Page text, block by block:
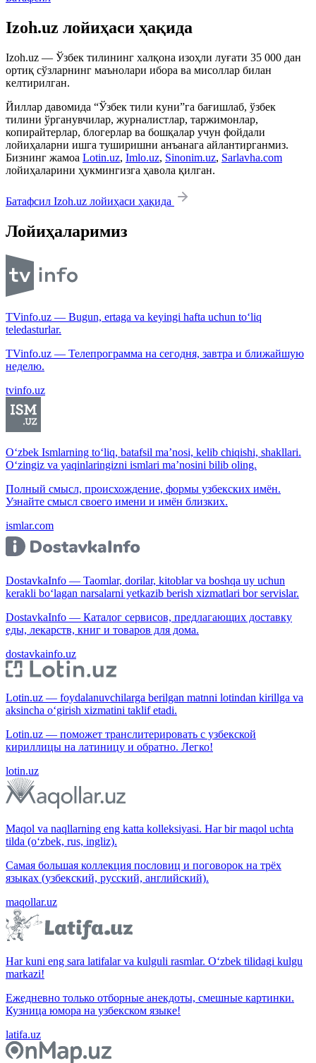
Izoh.uz лойиҳаси ҳақида
Izoh.uz — Ўзбек тилининг халқона изоҳли луғати 35 000 дан
ортиқ сўзларнинг маънолари ибора ва мисоллар билан
келтирилган.
Йиллар давомида “Ўзбек тили куни”га бағишлаб, ўзбек
тилини ўрганувчилар, журналистлар, таржимонлар,
копирайтерлар, блогерлар ва бошқалар учун фойдали
лойиҳаларни ишга туширишни анъанага айлантирганмиз.
Бизнинг жамоа Lotin.uz, Imlo.uz, Sinonim.uz, Sarlavha.com
лойиҳаларини ҳукмингизга ҳавола қилган.
Батафсил Izoh.uz лойиҳаси ҳақида
Лойиҳаларимиз
TVinfo.uz — Bugun, ertaga va keyingi hafta uchun to‘liq
teledasturlar.
TVinfo.uz — Телепрограмма на сегодня, завтра и ближайшую
неделю.
tvinfo.uz
O‘zbek Ismlarning to‘liq, batafsil ma’nosi, kelib chiqishi, shakllari.
O‘zingiz va yaqinlaringizni ismlari ma’nosini bilib oling.
Полный смысл, происхождение, формы узбекских имён.
Узнайте смысл своего имени и имён близких.
ismlar.com
DostavkaInfo — Taomlar, dorilar, kitoblar va boshqa uy uchun
kerakli bo‘lagan narsalarni yetkazib berish xizmatlari bor servislar.
DostavkaInfo — Каталог сервисов, предлагающих доставку
еды, лекарств, книг и товаров для дома.
dostavkainfo.uz
Lotin.uz — foydalanuvchilarga berilgan matnni lotindan kirillga va
aksincha o‘girish xizmatini taklif etadi.
Lotin.uz — поможет транслитерировать с узбекской
кириллицы на латиницу и обратно. Легко!
lotin.uz
Maqol va naqllarning eng katta kolleksiyasi. Har bir maqol uchta
tilda (o‘zbek, rus, ingliz).
Самая большая коллекция пословиц и поговорок на трёх
языках (узбекский, русский, английский).
maqollar.uz
Har kuni eng sara latifalar va kulguli rasmlar. O‘zbek tilidagi kulgu
markazi!
Ежедневно только отборные анекдоты, смешные картинки.
Кузница юмора на узбекском языке!
latifa.uz